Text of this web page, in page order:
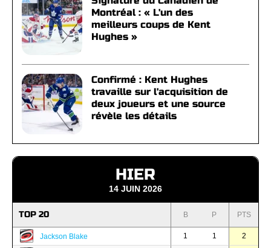
Montréal : « L'un des
meilleurs coups de Kent
Hughes »
Confirmé : Kent Hughes
travaille sur l'acquisition de
deux joueurs et une source
révèle les détails
HIER
14 JUIN 2026
TOP 20 B P PTS
Jackson Blake 1 1 2